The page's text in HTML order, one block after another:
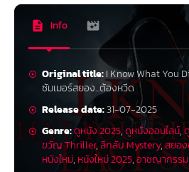
Info
Original title:I Know What You
ซัมเมอร์สยอง...ต้องหวีด
Release date:31-07-2025
Genre:ดูหนัง 2025,ดูหนังออนไลน์,
ขวัญ Thriller,ลึกลับ Mystery,สยอ
หนังใหม่, หนังใหม่ 2025,อาชญากรร